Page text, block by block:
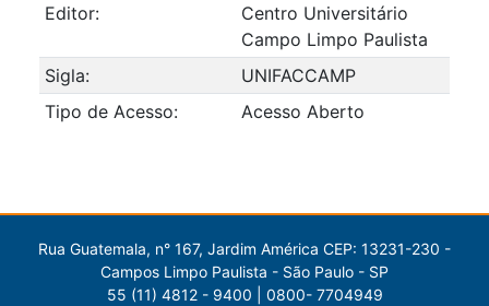
Editor:
Centro Universitário
Campo Limpo Paulista
Sigla:
UNIFACCAMP
Tipo de Acesso:
Acesso Aberto
Rua Guatemala, n° 167, Jardim América CEP: 13231-230 -
Campos Limpo Paulista - São Paulo - SP
55 (11) 4812 - 9400 | 0800- 7704949